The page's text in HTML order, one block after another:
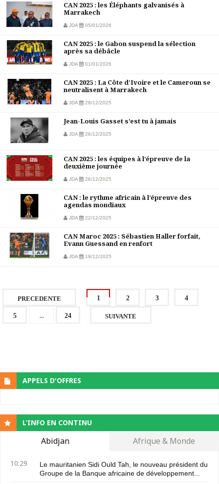
CAN 2025 : les Éléphants galvanisés à
Marrakech
JDA 05/01/2026
CAN 2025 : le Gabon suspend la sélection
après sa débâcle
JDA 01/01/2026
CAN 2025 : La Côte d’Ivoire et le Cameroun se
neutralisent à Marrakech
JDA 28/12/2025
Jean-Louis Gasset s’est tu à jamais
JDA 26/12/2025
CAN 2025 : les équipes à l’épreuve de la
deuxième journée
JDA 26/12/2025
CAN : le rythme africain à l’épreuve des
agendas mondiaux
JDA 22/12/2025
CAN Maroc 2025 : Sébastien Haller forfait,
Evann Guessand en renfort
JDA 19/12/2025
PRECEDENTE 1 2 3 4
5 ... 24 SUIVANTE
APPELS D'OFFRES
L’INFO EN CONTINU
Abidjan Afrique & Monde
10:29
Le mauritanien Sidi Ould Tah, le nouveau président du
Groupe de la Banque africaine de développement...